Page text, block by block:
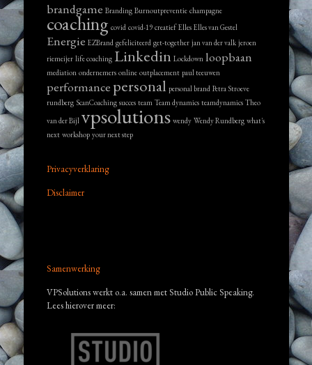
brandgame Branding Burnoutpreventie champagne
coaching covid covid-19 creatief Elles Elles van Gestel
Energie EZBrand gefeliciteerd get-together jan van der valk jeroen
riemeijer life coaching Linkedin Lockdown loopbaan
mediation ondernemers online outplacement paul teeuwen
performance personal personal brand Petra Stroeve
rundberg ScanCoaching succes team Team dynamics teamdynamics Theo
van der Bijl vpsolutions wendy Wendy Rundberg what's
next workshop your next step
Privacyverklaring
Disclaimer
Samenwerking
VPSolutions werkt o.a. samen met Studio Public Speaking.
Lees hierover meer: